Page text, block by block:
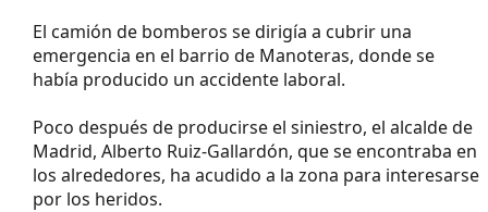
El camión de bomberos se dirigía a cubrir una
emergencia en el barrio de Manoteras, donde se
había producido un accidente laboral.
Poco después de producirse el siniestro, el alcalde de
Madrid, Alberto Ruiz-Gallardón, que se encontraba en
los alrededores, ha acudido a la zona para interesarse
por los heridos.